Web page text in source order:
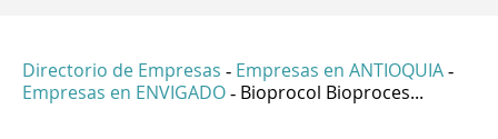
Directorio de Empresas - Empresas en ANTIOQUIA -
Empresas en ENVIGADO - Bioprocol Bioproces...